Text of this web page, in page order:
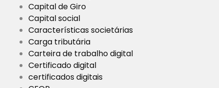
Capital de Giro
Capital social
Características societárias
Carga tributária
Carteira de trabalho digital
Certificado digital
certificados digitais